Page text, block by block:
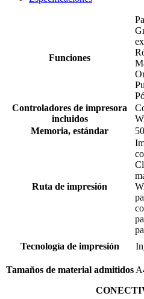
Funciones
Controladores de impresora
incluidos
Memoria, estándar
Ruta de impresión
Tecnología de impresión
Tamaños de material admitidos